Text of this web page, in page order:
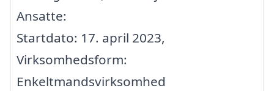
Ansatte:
Startdato: 17. april 2023,
Virksomhedsform:
Enkeltmandsvirksomhed